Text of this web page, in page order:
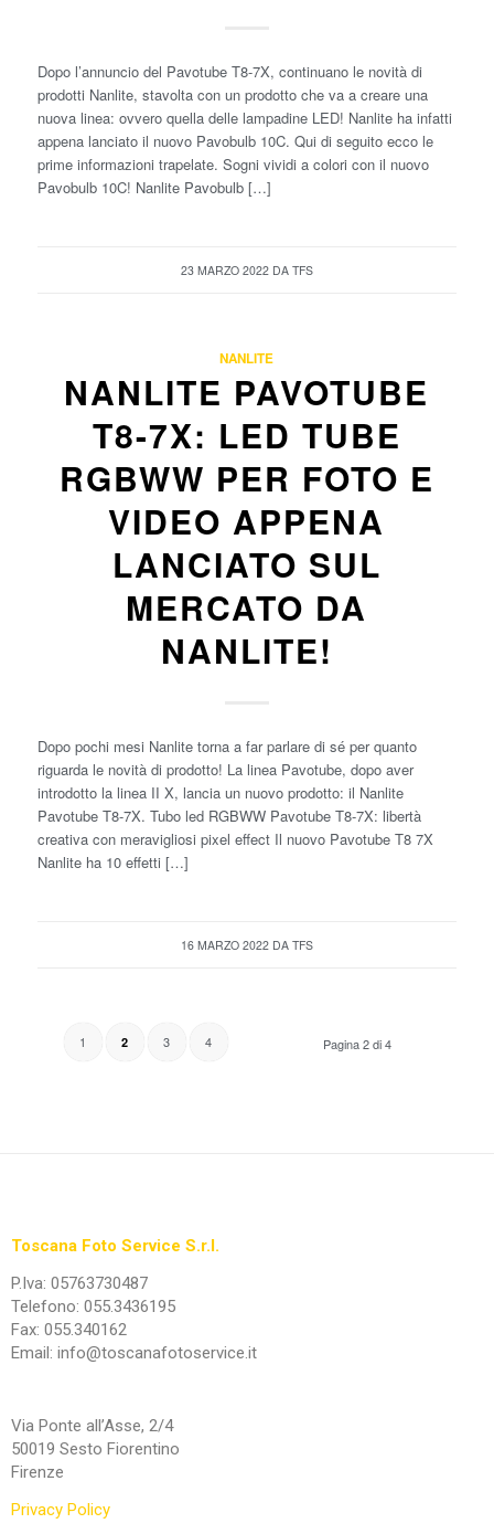
Dopo l’annuncio del Pavotube T8-7X, continuano le novità di
prodotti Nanlite, stavolta con un prodotto che va a creare una
nuova linea: ovvero quella delle lampadine LED! Nanlite ha infatti
appena lanciato il nuovo Pavobulb 10C. Qui di seguito ecco le
prime informazioni trapelate. Sogni vividi a colori con il nuovo
Pavobulb 10C! Nanlite Pavobulb […]
23 MARZO 2022 DA TFS
NANLITE
NANLITE PAVOTUBE
T8-7X: LED TUBE
RGBWW PER FOTO E
VIDEO APPENA
LANCIATO SUL
MERCATO DA
NANLITE!
Dopo pochi mesi Nanlite torna a far parlare di sé per quanto
riguarda le novità di prodotto! La linea Pavotube, dopo aver
introdotto la linea II X, lancia un nuovo prodotto: il Nanlite
Pavotube T8-7X. Tubo led RGBWW Pavotube T8-7X: libertà
creativa con meravigliosi pixel effect Il nuovo Pavotube T8 7X
Nanlite ha 10 effetti […]
16 MARZO 2022 DA TFS
Pagina 2 di 4
1 2 3 4
Toscana Foto Service S.r.l.
P.Iva: 05763730487
Telefono: 055.3436195
Fax: 055.340162
Email: info@toscanafotoservice.it
Via Ponte all’Asse, 2/4
50019 Sesto Fiorentino
Firenze
Privacy Policy